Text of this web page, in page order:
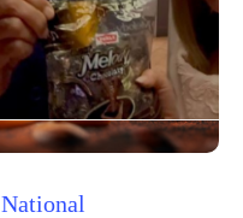
National